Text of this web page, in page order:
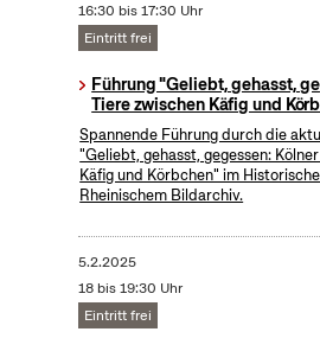
16:30 bis 17:30 Uhr
Eintritt frei
Führung "Geliebt, gehasst,
Tiere zwischen Käfig und
Spannende Führung durch die
"Geliebt, gehasst, gegessen:
Käfig und Körbchen" im
Rheinischem Bildarchiv.
5.2.2025
18 bis 19:30 Uhr
Eintritt frei